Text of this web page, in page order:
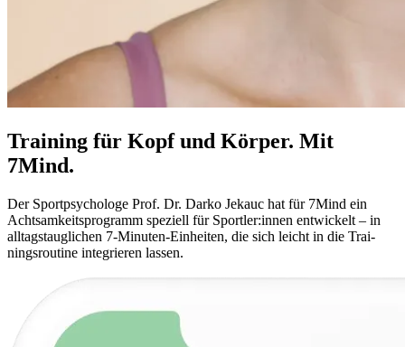
Training für Kopf und Körper. Mit
7Mind.
Der Sport­psy­cho­loge Prof. Dr. Darko Jekauc hat für 7Mind ein
Acht­sam­keits­pro­gramm spe­zi­ell für Sportler:innen ent­wi­ckelt – in
all­tags­taug­li­chen 7-Minu­ten-Ein­hei­ten, die sich leicht in die Trai­
nings­rou­tine inte­grie­ren lassen.